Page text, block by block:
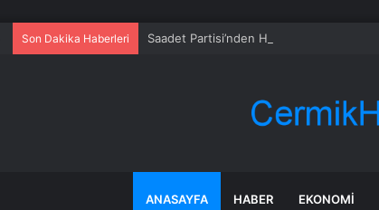
Son Dakika Haberleri Saadet Partisi’nden Hedefler ve Riskler
ANASAYFA HABER EKONOMI